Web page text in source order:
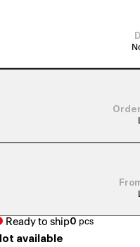
Ready to ship0 pcs
available